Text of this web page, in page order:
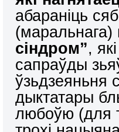
абараніць
сіндром”,
сапраўды
ўзьдзеяньня
дыктатары
любоўю (для